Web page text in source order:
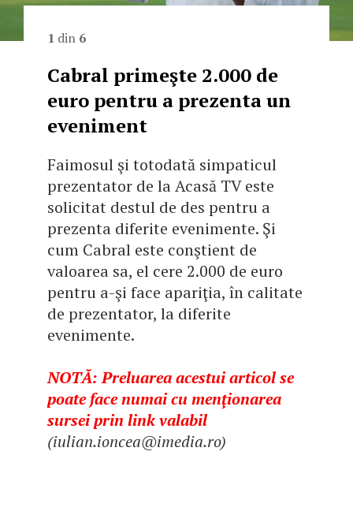
1 din 6
Cabral primeşte 2.000 de
euro pentru a prezenta un
eveniment
Faimosul şi totodată simpaticul
prezentator de la Acasă TV este
solicitat destul de des pentru a
prezenta diferite evenimente. Şi
cum Cabral este conştient de
valoarea sa, el cere 2.000 de euro
pentru a-şi face apariţia, în calitate
de prezentator, la diferite
evenimente.
NOTĂ: Preluarea acestui articol se
poate face numai cu menţionarea
sursei prin link valabil
(iulian.ioncea@imedia.ro)